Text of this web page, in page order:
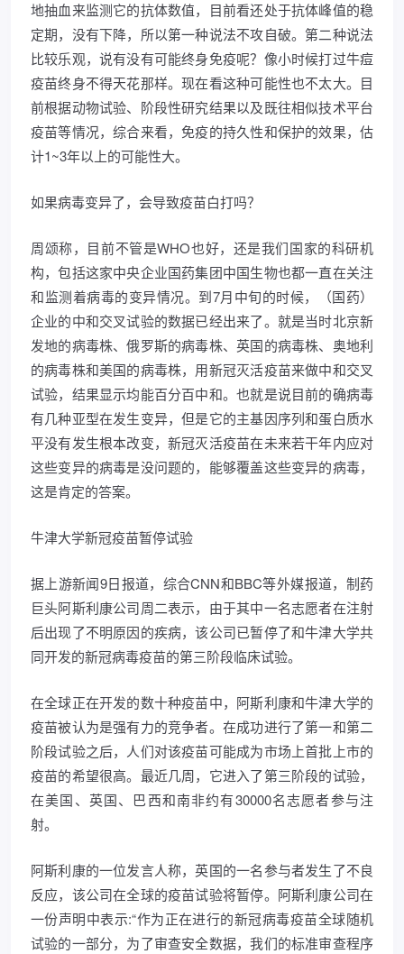
地抽血来监测它的抗体数值，目前看还处于抗体峰值的稳
定期，没有下降，所以第一种说法不攻自破。第二种说法
比较乐观，说有没有可能终身免疫呢？像小时候打过牛痘
疫苗终身不得天花那样。现在看这种可能性也不太大。目
前根据动物试验、阶段性研究结果以及既往相似技术平台
疫苗等情况，综合来看，免疫的持久性和保护的效果，估
计1~3年以上的可能性大。
如果病毒变异了，会导致疫苗白打吗？
周颂称，目前不管是WHO也好，还是我们国家的科研机
构，包括这家中央企业国药集团中国生物也都一直在关注
和监测着病毒的变异情况。到7月中旬的时候，（国药）
企业的中和交叉试验的数据已经出来了。就是当时北京新
发地的病毒株、俄罗斯的病毒株、英国的病毒株、奥地利
的病毒株和美国的病毒株，用新冠灭活疫苗来做中和交叉
试验，结果显示均能百分百中和。也就是说目前的确病毒
有几种亚型在发生变异，但是它的主基因序列和蛋白质水
平没有发生根本改变，新冠灭活疫苗在未来若干年内应对
这些变异的病毒是没问题的，能够覆盖这些变异的病毒，
这是肯定的答案。
牛津大学新冠疫苗暂停试验
据上游新闻9日报道，综合CNN和BBC等外媒报道，制药
巨头阿斯利康公司周二表示，由于其中一名志愿者在注射
后出现了不明原因的疾病，该公司已暂停了和牛津大学共
同开发的新冠病毒疫苗的第三阶段临床试验。
在全球正在开发的数十种疫苗中，阿斯利康和牛津大学的
疫苗被认为是强有力的竞争者。在成功进行了第一和第二
阶段试验之后，人们对该疫苗可能成为市场上首批上市的
疫苗的希望很高。最近几周，它进入了第三阶段的试验，
在美国、英国、巴西和南非约有30000名志愿者参与注
射。
阿斯利康的一位发言人称，英国的一名参与者发生了不良
反应，该公司在全球的疫苗试验将暂停。阿斯利康公司在
一份声明中表示:“作为正在进行的新冠病毒疫苗全球随机
试验的一部分，为了审查安全数据，我们的标准审查程序